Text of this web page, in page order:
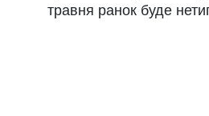
травня ранок буде